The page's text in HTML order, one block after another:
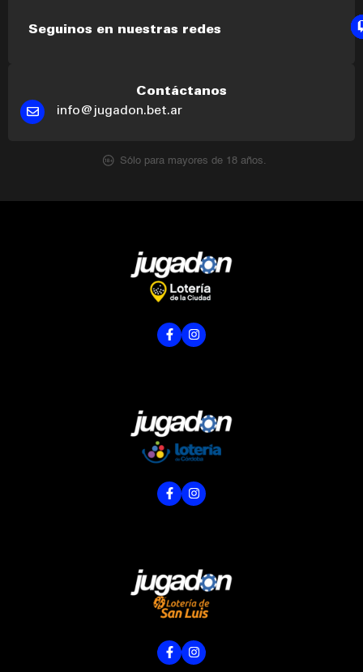
Seguinos en nuestras redes
Contáctanos
info@jugadon.bet.ar
Sólo para mayores de 18 años.